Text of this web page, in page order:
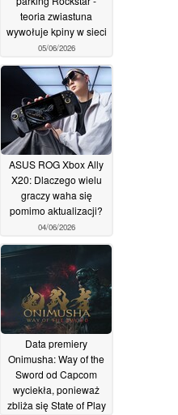
teoria zwiastuna
wywołuje kpiny w sieci
05/06/2026
ASUS ROG Xbox Ally
X20: Dlaczego wielu
graczy waha się
pomimo aktualizacji?
04/06/2026
Data premiery
Onimusha: Way of the
Sword od Capcom
wyciekła, ponieważ
zbliża się State of Play